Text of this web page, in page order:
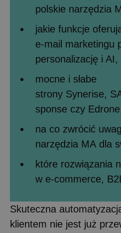
polskie narzędzia
jakie funkcje
e-mail marketingu
personalizację i AI,
mocne i słabe
strony Synerise,
sponse czy
na co zwrócić
narzędzia MA dla
które rozwiązania
w e-commerce,
Skuteczna
klientem nie jest już